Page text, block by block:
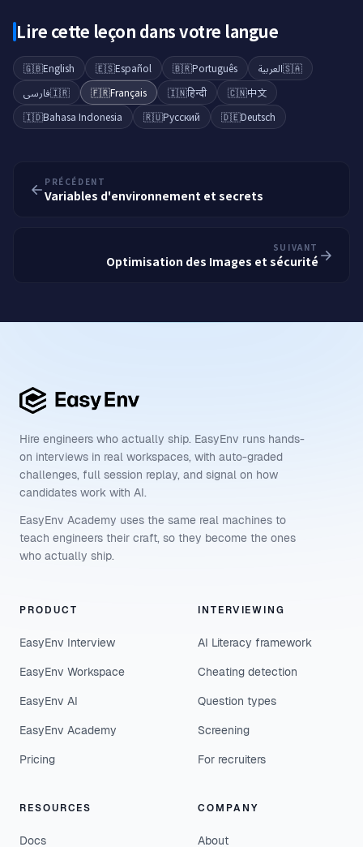
Lire cette leçon dans votre langue
🇬🇧English 🇪🇸Español 🇧🇷Português 🇸🇦العربية
🇮🇷فارسی 🇫🇷Français 🇮🇳हिन्दी 🇨🇳中文
🇮🇩Bahasa Indonesia 🇷🇺Русский 🇩🇪Deutsch
PRÉCÉDENT
Variables d'environnement et secrets
SUIVANT
Optimisation des Images et sécurité
Hire engineers who actually ship. EasyEnv runs hands-
on interviews in real workspaces, with auto-graded
challenges, full session replay, and signal on how
candidates work with AI.
EasyEnv Academy uses the same real machines to
teach engineers their craft, so they become the ones
who actually ship.
PRODUCT
EasyEnv Interview
EasyEnv Workspace
EasyEnv AI
EasyEnv Academy
Pricing
INTERVIEWING
AI Literacy framework
Cheating detection
Question types
Screening
For recruiters
RESOURCES
Docs
COMPANY
About